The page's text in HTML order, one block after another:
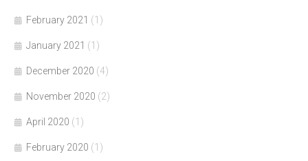
February 2021 (1)
January 2021 (1)
December 2020 (4)
November 2020 (2)
April 2020 (1)
February 2020 (1)